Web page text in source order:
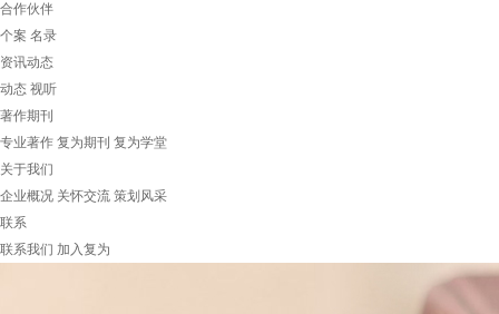
合作伙伴
个案 名录
资讯动态
动态 视听
著作期刊
专业著作 复为期刊 复为学堂
关于我们
企业概况 关怀交流 策划风采
联系
联系我们 加入复为